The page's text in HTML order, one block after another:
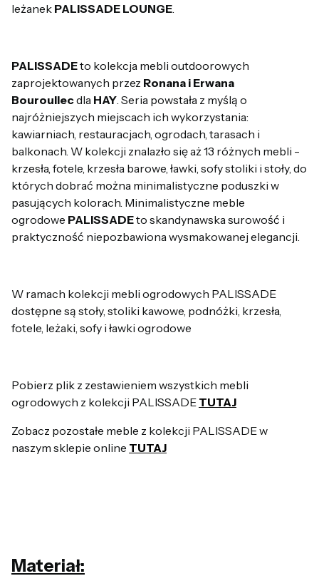
leżanek PALISSADE LOUNGE.
PALISSADEto kolekcja mebli outdoorowych
zaprojektowanych przez Ronana i Erwana
Bouroullecdla HAY. Seria powstała z myślą o
najróżniejszych miejscach ich wykorzystania:
kawiarniach, restauracjach, ogrodach, tarasach i
balkonach. W kolekcji znalazło się aż 13 różnych mebli -
krzesła, fotele, krzesła barowe, ławki, sofy stoliki i stoły, do
których dobrać można minimalistyczne poduszki w
pasujących kolorach. Minimalistyczne meble
ogrodowe PALISSADEto skandynawska surowość i
praktyczność niepozbawiona wysmakowanej elegancji.
W ramach kolekcji mebli ogrodowych PALISSADE
dostępne są stoły, stoliki kawowe, podnóżki, krzesła,
fotele, leżaki, sofy i ławki ogrodowe
Pobierz plik z zestawieniem wszystkich mebli
ogrodowych z kolekcji PALISSADE TUTAJ
Zobacz pozostałe meble z kolekcji PALISSADE w
naszym sklepie online TUTAJ
Materiał: